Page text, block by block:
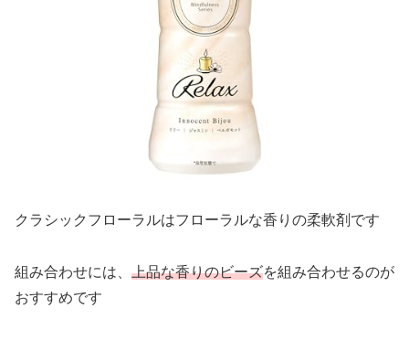
クラシックフローラルはフローラルな香りの柔軟剤です
組み合わせには、 上品な香りのビーズを組み合わせるのが
おすすめです